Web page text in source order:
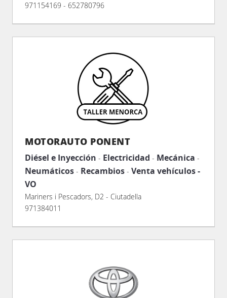
971154169 - 652780796
MOTORAUTO PONENT
Diésel e Inyección - Electricidad - Mecánica -
Neumáticos - Recambios - Venta vehículos -
VO
Mariners i Pescadors, D2 - Ciutadella
971384011